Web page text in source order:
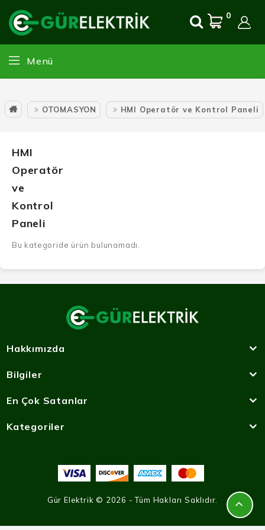
0
Menü
OTOMASYON HMI Operatör ve Kontrol Paneli
HMI
Operatör
ve
Kontrol
Paneli
Bu kategoride ürün bulunamadı.
Hakkımızda
Bilgiler
En Çok Satanlar
Kategoriler
Gür Elektrik © 2026 - Tüm Hakları Saklıdır.